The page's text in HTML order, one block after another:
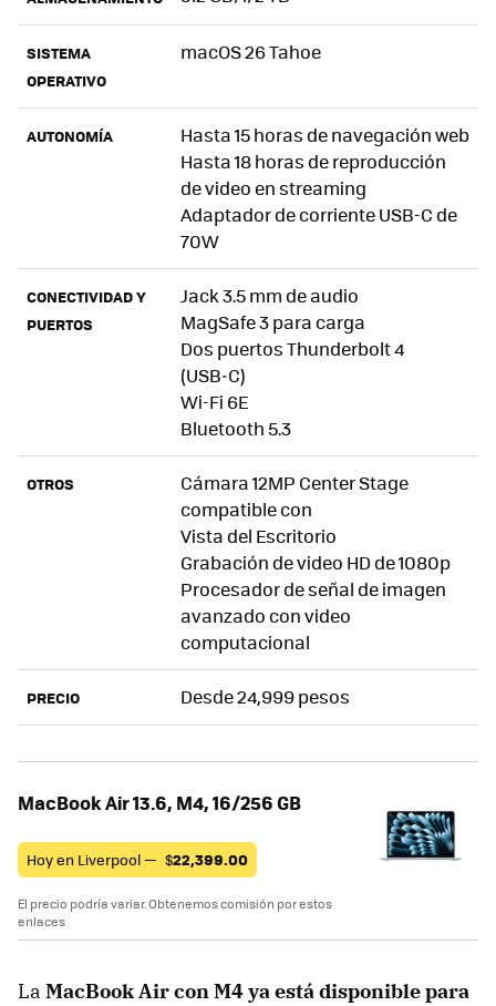
SISTEMA
OPERATIVO
macOS 26 Tahoe
AUTONOMÍA
Hasta 15 horas de navegación web
Hasta 18 horas de reproducción
de video en streaming
Adaptador de corriente USB-C de
70W
CONECTIVIDAD Y
PUERTOS
Jack 3.5 mm de audio
MagSafe 3 para carga
Dos puertos Thunderbolt 4
(USB‑C)
Wi-Fi 6E
Bluetooth 5.3
OTROS
Cámara 12MP Center Stage
compatible con
Vista del Escritorio
Grabación de video HD de 1080p
Procesador de señal de imagen
avanzado con video
computacional
PRECIO Desde 24,999 pesos
MacBook Air 13.6, M4, 16/256 GB
Hoy en Liverpool — $22,399.00
El precio podría variar. Obtenemos comisión por estos
enlaces
La MacBook Air con M4 ya está disponible para